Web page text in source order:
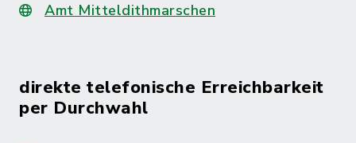
Amt Mitteldithmarschen
direkte telefonische Erreichbarkeit
per Durchwahl